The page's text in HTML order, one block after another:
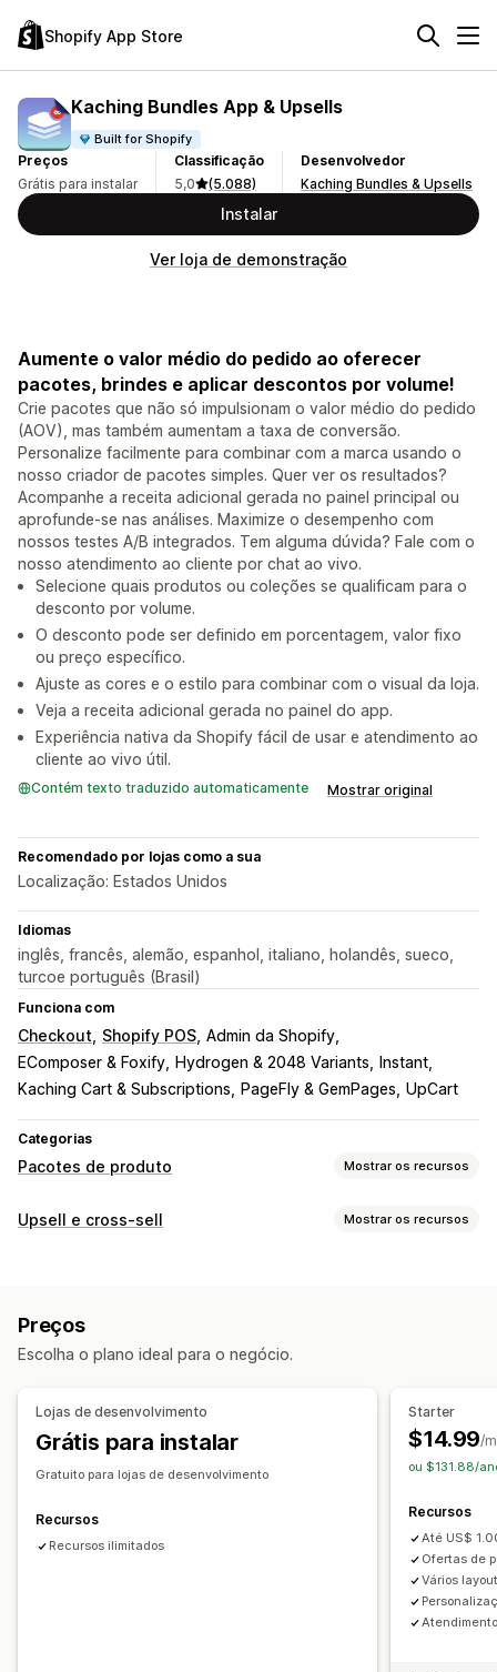
Shopify App Store
Kaching Bundles App & Upsells
Built for Shopify
Preços
Grátis para instalar
Classificação
5,0
(5.088)
Desenvolvedor
Kaching Bundles & Upsells
Instalar
Ver loja de demonstração
Aumente o valor médio do pedido ao oferecer
pacotes, brindes e aplicar descontos por volume!
Crie pacotes que não só impulsionam o valor médio do pedido
(AOV), mas também aumentam a taxa de conversão.
Personalize facilmente para combinar com a marca usando o
nosso criador de pacotes simples. Quer ver os resultados?
Acompanhe a receita adicional gerada no painel principal ou
aprofunde-se nas análises. Maximize o desempenho com
nossos testes A/B integrados. Tem alguma dúvida? Fale com o
nosso atendimento ao cliente por chat ao vivo.
Selecione quais produtos ou coleções se qualificam para o
desconto por volume.
O desconto pode ser definido em porcentagem, valor fixo
ou preço específico.
Ajuste as cores e o estilo para combinar com o visual da loja.
Veja a receita adicional gerada no painel do app.
Experiência nativa da Shopify fácil de usar e atendimento ao
cliente ao vivo útil.
Contém texto traduzido automaticamente Mostrar original
Recomendado por lojas como a sua
Localização: Estados Unidos
Idiomas
inglês, francês, alemão, espanhol, italiano, holandês, sueco,
turcoe português (Brasil)
Funciona com
Checkout Shopify POS Admin da Shopify
EComposer & Foxify Hydrogen & 2048 Variants Instant
Kaching Cart & Subscriptions PageFly & GemPages UpCart
Categorias
Pacotes de produto Mostrar os recursos
Tipos de pacotes
Pacotes de upsell
Produtos frequentemente comprados juntos
Pacotes personalizados
Preços que você pode definir
Descontos
Descontos fixos
Descontos percentuais
Preços em massa
Upsell e cross-sell Mostrar os recursos
Complementos com um clique
HTML personalizado
Editor de arrastar e soltar
Regras personalizadas
Ofertas e recomendações
Garantias
Proteção de frete Brindes
Embalagem de presente
Complementos de produto
Recomendações de produtos
Pacotes
Preços
Escolha o plano ideal para o negócio.
Lojas de desenvolvimento
Grátis para instalar
Gratuito para lojas de desenvolvimento
Recursos
Recursos ilimitados
Starter
$14.99/
ou $131.88/
Recursos
Até US$
Ofertas de
Vários